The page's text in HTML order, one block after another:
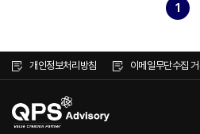
1
개인정보처리방침 이메일무단수집